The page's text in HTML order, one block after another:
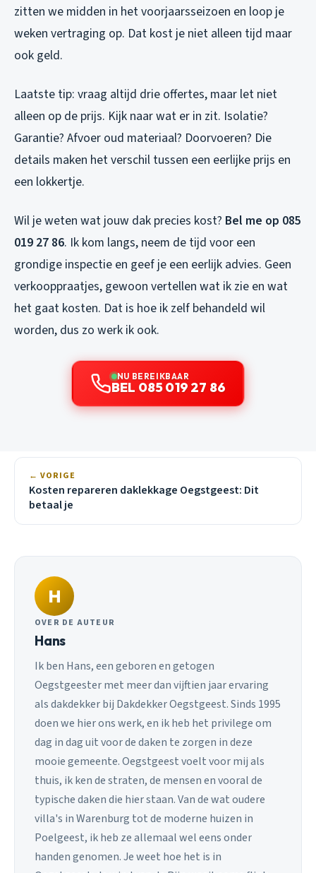
zitten we midden in het voorjaarsseizoen en loop je
weken vertraging op. Dat kost je niet alleen tijd maar
ook geld.
Laatste tip: vraag altijd drie offertes, maar let niet
alleen op de prijs. Kijk naar wat er in zit. Isolatie?
Garantie? Afvoer oud materiaal? Doorvoeren? Die
details maken het verschil tussen een eerlijke prijs en
een lokkertje.
Wil je weten wat jouw dak precies kost? Bel me op 085
019 27 86. Ik kom langs, neem de tijd voor een
grondige inspectie en geef je een eerlijk advies. Geen
verkooppraatjes, gewoon vertellen wat ik zie en wat
het gaat kosten. Dat is hoe ik zelf behandeld wil
worden, dus zo werk ik ook.
NU BEREIKBAAR
BEL 085 019 27 86
← VORIGE
Kosten repareren daklekkage Oegstgeest: Dit
betaal je
H
OVER DE AUTEUR
Hans
Ik ben Hans, een geboren en getogen
Oegstgeester met meer dan vijftien jaar ervaring
als dakdekker bij Dakdekker Oegstgeest. Sinds 1995
doen we hier ons werk, en ik heb het privilege om
dag in dag uit voor de daken te zorgen in deze
mooie gemeente. Oegstgeest voelt voor mij als
thuis, ik ken de straten, de mensen en vooral de
typische daken die hier staan. Van de wat oudere
villa's in Warenburg tot de moderne huizen in
Poelgeest, ik heb ze allemaal wel eens onder
handen genomen. Je weet hoe het is in